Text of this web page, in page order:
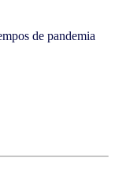
de pandemia